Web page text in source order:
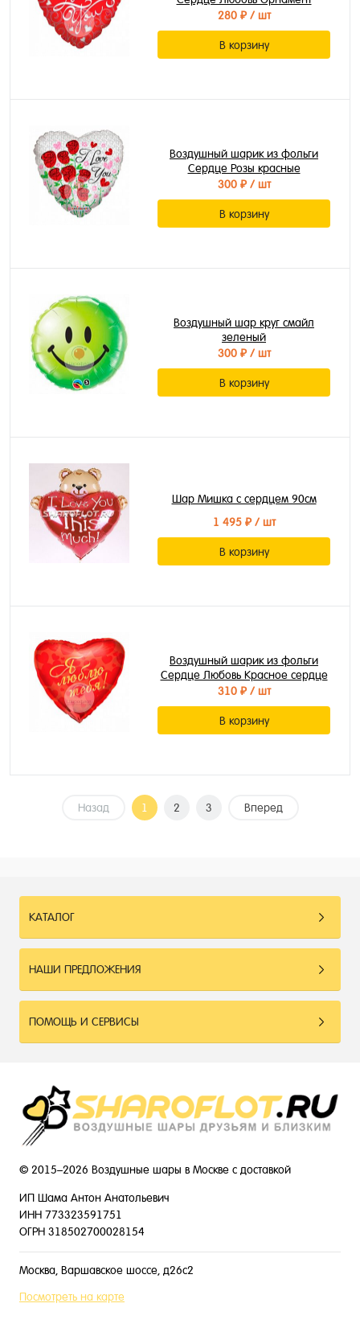
280 ₽/ шт
В корзину
Воздушный шарик из фольги
Сердце Розы красные
300 ₽/ шт
В корзину
Воздушный шар круг смайл
зеленый
300 ₽/ шт
В корзину
Шар Мишка с сердцем 90см
1 495 ₽/ шт
В корзину
Воздушный шарик из фольги
Сердце Любовь Красное сердце
310 ₽/ шт
В корзину
Назад 1 2 3 Вперед
КАТАЛОГ
НАШИ ПРЕДЛОЖЕНИЯ
ПОМОЩЬ И СЕРВИСЫ
© 2015–2026 Воздушные шары в Москве с доставкой
ИП Шама Антон Анатольевич
ИНН 773323591751
ОГРН 318502700028154
Москва, Варшавское шоссе, д26с2
Посмотреть на карте